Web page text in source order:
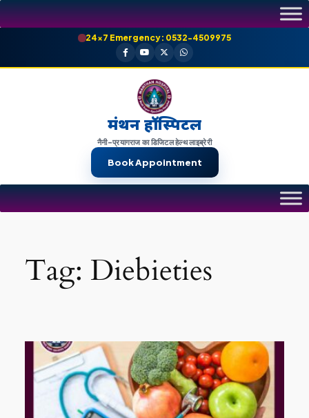
Skip
to
24×7 Emergency: 0532-4509975
मंथन हॉस्पिटल
नैनी-प्रयागराज का डिजिटल हेल्थ लाइब्रेरी
Book Appointment
Tag: Diebieties